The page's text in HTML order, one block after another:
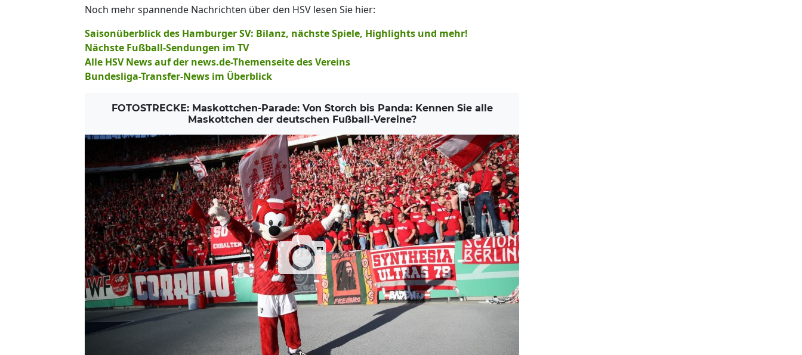
Noch mehr spannende Nachrichten über den HSV lesen Sie hier:
Saisonüberblick des Hamburger SV: Bilanz, nächste Spiele, Highlights und mehr!
Nächste Fußball-Sendungen im TV
Alle HSV News auf der news.de-Themenseite des Vereins
Bundesliga-Transfer-News im Überblick
FOTOSTRECKE: Maskottchen-Parade: Von Storch bis Panda: Kennen Sie alle
Maskottchen der deutschen Fußball-Vereine?